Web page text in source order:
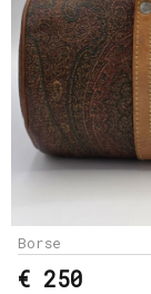
Borse
€ 250